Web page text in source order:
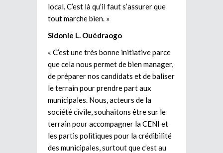
local. C’est là qu’il faut s’assurer que
tout marche bien. »
Sidonie L. Ouédraogo
« C’est une très bonne initiative parce
que cela nous permet de bien manager,
de préparer nos candidats et de baliser
le terrain pour prendre part aux
municipales. Nous, acteurs de la
société civile, souhaitons être sur le
terrain pour accompagner la CENI et
les partis politiques pour la crédibilité
des municipales, surtout que c’est au